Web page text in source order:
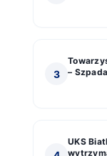
3
–
UKS